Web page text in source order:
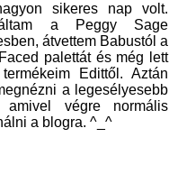
sikeres nap volt.
a Peggy Sage
átvettem Babustól a
palettát és még lett
Edittől. Aztán
a legesélyesebb
amivel végre normális
a blogra. ^_^